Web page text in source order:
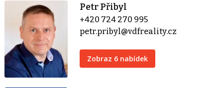
Petr Přibyl
+420 724 270 995
petr.pribyl@vdfreality.cz
Zobraz 6 nabídek